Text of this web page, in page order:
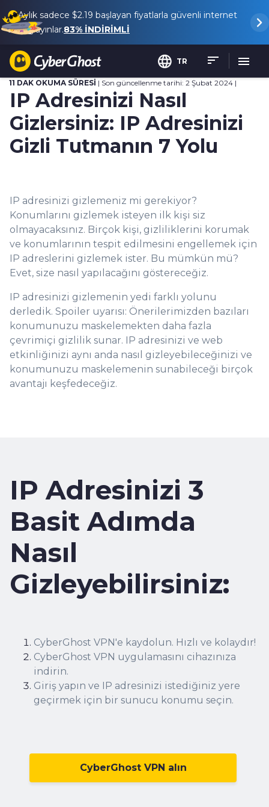
Aylık sadece $2.19 başlayan fiyatlarla güvenli internet
ve yayınlar.83% İNDİRİMLİ
TR
11 DAK OKUMA SÜRESİ | Son güncellenme tarihi: 2 Şubat 2024 |
IP Adresinizi Nasıl
Gizlersiniz: IP Adresinizi
Gizli Tutmanın 7 Yolu
IP adresinizi gizlemeniz mi gerekiyor?
Konumlarını gizlemek isteyen ilk kişi siz
olmayacaksınız. Birçok kişi, gizliliklerini korumak
ve konumlarının tespit edilmesini engellemek için
IP adreslerini gizlemek ister. Bu mümkün mü?
Evet, size nasıl yapılacağını göstereceğiz.
IP adresinizi gizlemenin yedi farklı yolunu
derledik. Spoiler uyarısı: Önerilerimizden bazıları
konumunuzu maskelemekten daha fazla
çevrimiçi gizlilik sunar. IP adresinizi ve web
etkinliğinizi aynı anda nasıl gizleyebileceğinizi ve
konumunuzu maskelemenin sunabileceği birçok
avantajı keşfedeceğiz.
IP Adresinizi 3
Basit Adımda
Nasıl
Gizleyebilirsiniz:
CyberGhost VPN'e kaydolun. Hızlı ve kolaydır!
CyberGhost VPN uygulamasını cihazınıza
indirin.
Giriş yapın ve IP adresinizi istediğiniz yere
geçirmek için bir sunucu konumu seçin.
CyberGhost VPN alın